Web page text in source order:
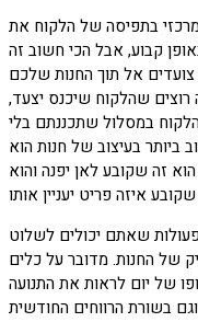
בתפיסה של הלקוח את
קבוע, אבל הכי חשוב זה
צועדים אל תוך החנות שלכם
רוצים שהלקוח שיכנס יצעד,
במסלול שתכננתם בלי
ביותר בעיצוב של חנות הוא
זה שקובע לאן יפנה והוא
שאתם יכולים לשלוט
של החנות. מדובר על כלים
של יום לראות את התנועה